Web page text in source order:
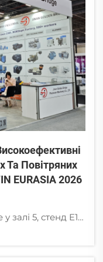
Та Повітряних
EURASIA 2026
Приєднуйтесь до Golden Bridge у залі 5, стенд E135 під час виставки WIN EURASIA 2026 в Стамбулі. Ознайомтеся з нашими передовими спіральними повітряними компресорами та сухими вакуумними насосами для промислових застосувань по всьому світу.